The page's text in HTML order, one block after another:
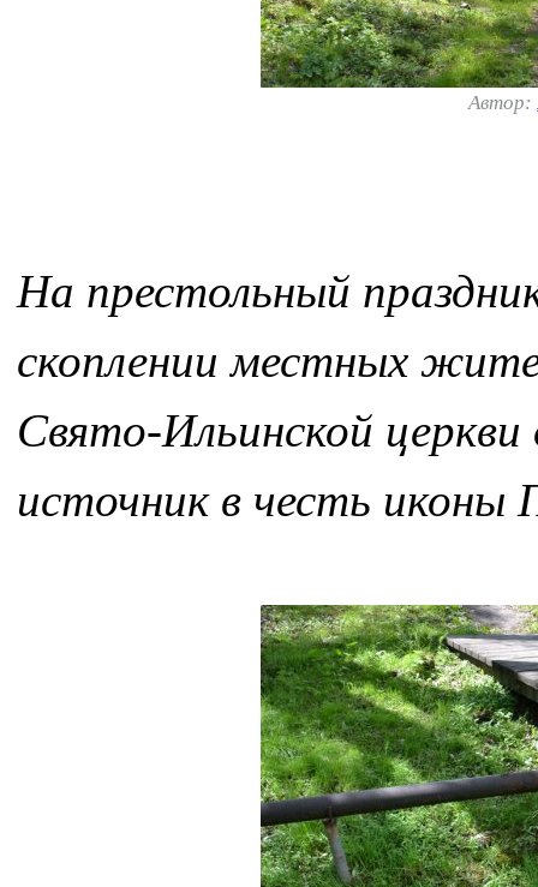
Автор:
На престольный
скоплении местных
Свято-Ильинской
источник в честь иконы